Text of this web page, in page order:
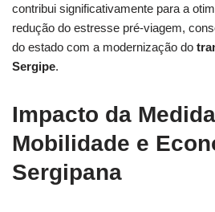
contribui significativamente para a
redução do estresse pré-viagem,
do estado com a modernização do
Sergipe.
Impacto da
Mobilidade e
Sergipana